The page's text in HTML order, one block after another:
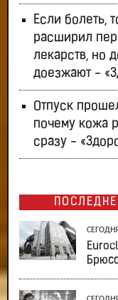
Если болеть,
расширил
лекарств, но
доезжают -
Отпуск
почему кожа
сразу -